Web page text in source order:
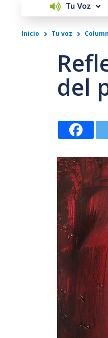
Tu Voz
Inicio Tu voz
del